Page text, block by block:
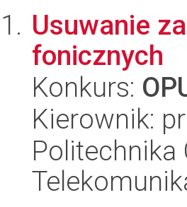
Usuwanie
fonicznych
Konkurs:
Kierownik:
Politechnika